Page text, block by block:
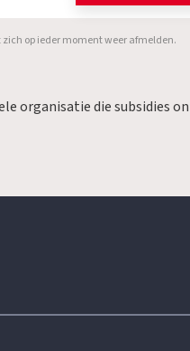
op ieder moment weer afmelden.
organisatie die subsidies